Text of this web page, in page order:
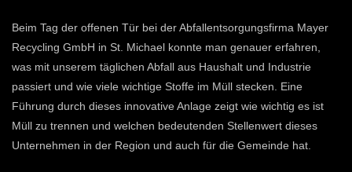
Beim Tag der offenen Tür bei der Abfallentsorgungsfirma Mayer
Recycling GmbH in St. Michael konnte man genauer erfahren,
was mit unserem täglichen Abfall aus Haushalt und Industrie
passiert und wie viele wichtige Stoffe im Müll stecken. Eine
Führung durch dieses innovative Anlage zeigt wie wichtig es ist
Müll zu trennen und welchen bedeutenden Stellenwert dieses
Unternehmen in der Region und auch für die Gemeinde hat.